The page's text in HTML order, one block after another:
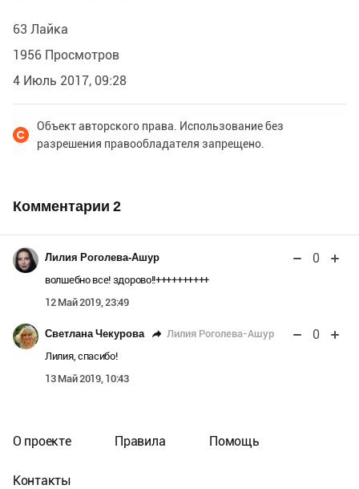
63 Лайка
1956 Просмотров
4 Июль 2017, 09:28
Объект авторского права. Использование без
разрешения правообладателя запрещено.
Комментарии 2
Лилия Роголева-Ашур 0
волшебно все! здорово!!++++++++++
12 Май 2019, 23:49
Светлана Чекурова Лилия Роголева-Ашур 0
Лилия, спасибо!
13 Май 2019, 10:43
О проекте Правила Помощь
Контакты